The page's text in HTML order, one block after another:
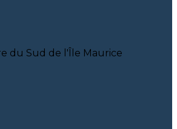
du Sud de l'Île Maurice